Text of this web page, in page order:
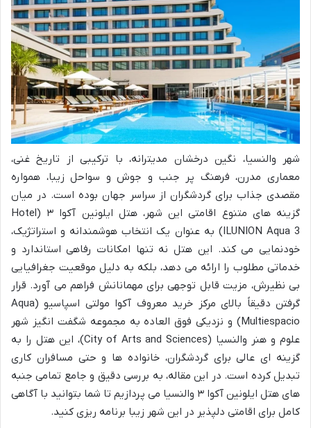
شهر والنسیا، نگین درخشان مدیترانه، با ترکیبی از تاریخ غنی،
معماری مدرن، فرهنگ پر جنب و جوش و سواحل زیبا، همواره
مقصدی جذاب برای گردشگران از سراسر جهان بوده است. در میان
گزینه های متنوع اقامتی این شهر، هتل ایلونین آکوا ۳ (Hotel
ILUNION Aqua 3) به عنوان یک انتخاب هوشمندانه و استراتژیک،
خودنمایی می کند. این هتل نه تنها امکانات رفاهی استاندارد و
خدماتی مطلوب را ارائه می دهد، بلکه به دلیل موقعیت جغرافیایی
بی نظیرش، مزیت قابل توجهی برای مهمانانش فراهم می آورد. قرار
گرفتن دقیقاً بالای مرکز خرید معروف آکوا مولتی اسپاسیو (Aqua
Multiespacio) و نزدیکی فوق العاده به مجموعه شگفت انگیز شهر
علوم و هنر والنسیا (City of Arts and Sciences)، این هتل را به
گزینه ای عالی برای گردشگران، خانواده ها و حتی مسافران کاری
تبدیل کرده است. در این مقاله، به بررسی دقیق و جامع تمامی جنبه
های هتل ایلونین آکوا ۳ والنسیا می پردازیم تا شما بتوانید با آگاهی
کامل برای اقامتی دلپذیر در این شهر زیبا برنامه ریزی کنید.